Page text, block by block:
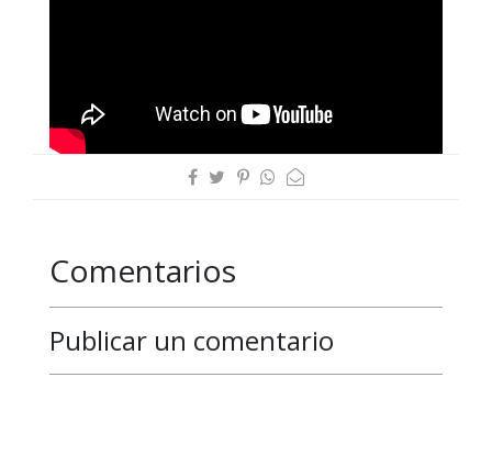
Comentarios
Publicar un comentario